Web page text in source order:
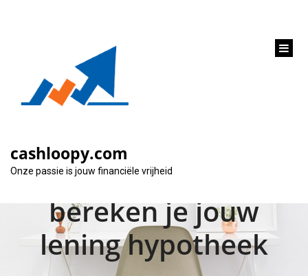
cashloopy.com
Onze passie is jouw financiële vrijheid
Ontdek jouw
maximale
hypotheekbedrag: zo
bereken je jouw
lening hypotheek